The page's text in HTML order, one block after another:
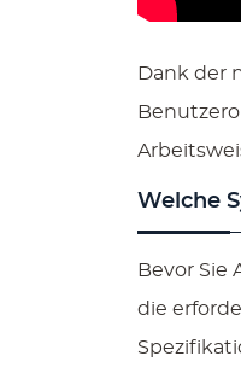
Dank der
Welche
Bevor Sie
die